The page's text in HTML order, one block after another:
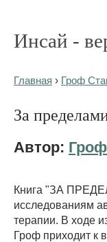
Инсай -
Главная › Гроф
За
Автор:
Книга "ЗА
исследованиям
терапии. В ходе
Гроф приходит к